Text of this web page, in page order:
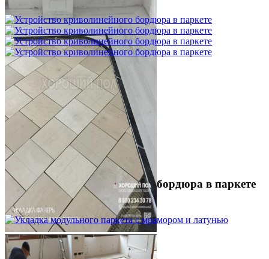
1 200 ₽
Устройство криволинейного бордюра в паркете
2 500 ₽